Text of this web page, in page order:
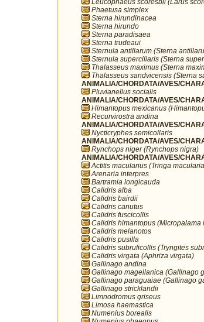
Leucophaeus scoresbii (Larus
Phaetusa simplex
Sterna hirundinacea
Sterna hirundo
Sterna paradisaea
Sterna trudeaui
Sternula antillarum (Sterna
Sternula superciliaris (Sterna
Thalasseus maximus (Sterna
Thalasseus sandvicensis (Sterna
ANIMALIA/CHORDATA/AVES/
Pluvianellus socialis
ANIMALIA/CHORDATA/AVES/
Himantopus mexicanus
Recurvirostra andina
ANIMALIA/CHORDATA/AVES/
Nycticryphes semicollaris
ANIMALIA/CHORDATA/AVES/
Rynchops niger (Rynchops nigra)
ANIMALIA/CHORDATA/AVES/
Actitis macularius (Tringa
Arenaria interpres
Bartramia longicauda
Calidris alba
Calidris bairdii
Calidris canutus
Calidris fuscicollis
Calidris himantopus (Micropalama
Calidris melanotos
Calidris pusilla
Calidris subruficollis (Tryngites
Calidris virgata (Aphriza virgata)
Gallinago andina
Gallinago magellanica (Gallinago
Gallinago paraguaiae (Gallinago
Gallinago stricklandii
Limnodromus griseus
Limosa haemastica
Numenius borealis